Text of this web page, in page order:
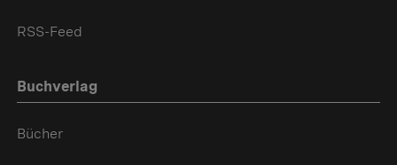
RSS-Feed
Buchverlag
Bücher